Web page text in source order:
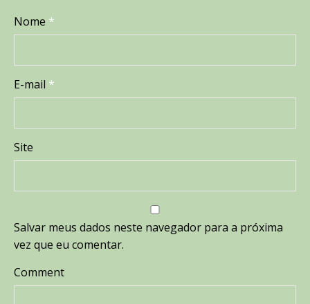
Nome *
E-mail *
Site
Salvar meus dados neste navegador para a próxima
vez que eu comentar.
Comment